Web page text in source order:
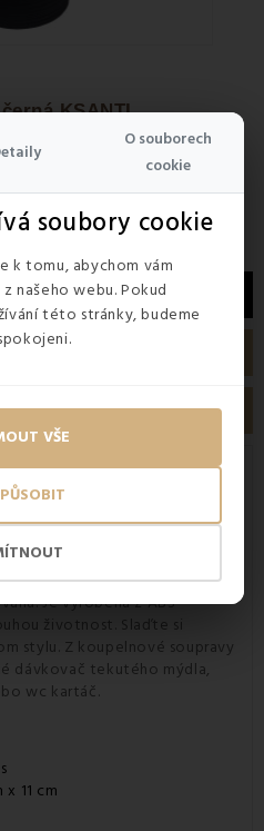
O souborech
cookie
soubory cookie
k tomu, abychom vám
našeho webu. Pokud
této stránky, budeme
VŠE
KSANTI
940
O PRODUKTU
KSANTI se hodí
okrasným prvkem ve vaší
tvar,proto je vhodná pro
Je vyrobena z ABS
životnost. Slaďte si
stylu. Z koupelnové soupravy
dávkovač tekutého mýdla,
wc kartáč.
x 11 cm